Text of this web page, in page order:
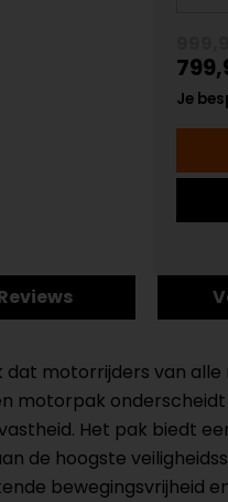
Je
motorrijders van
motorpak
Het pak biedt
de hoogste
bewegingsvrijheid